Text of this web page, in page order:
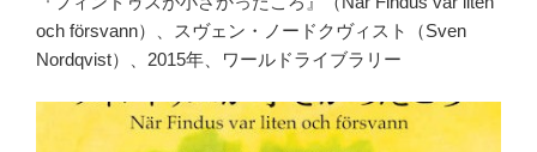
och försvann）、スヴェン・ノードクヴィスト（Sven
Nordqvist）、2015年、ワールドライブラリー